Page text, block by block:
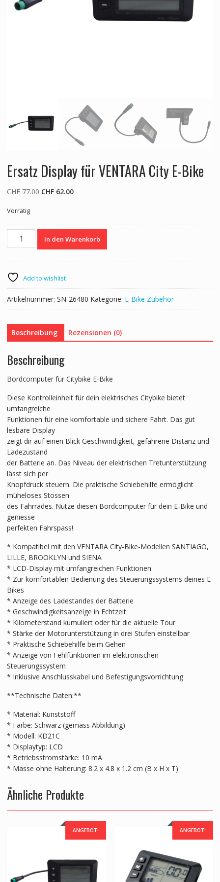
Ersatz Display für VENTARA City E-Bike
CHF77.00 Ursprünglicher
CHF 77.00
CHF62.00Aktueller
CHF 62.00.
Vorrätig
Ersatz
Display
City
E-
Bike
Menge
In den Warenkorb
Add to wishlist
Artikelnummer: SN-26480 Kategorie: E-Bike Zubehör
Beschreibung Rezensionen (0)
Beschreibung
Bordcomputer für Citybike E-Bike
Diese Kontrolleinheit für dein elektrisches Citybike bietet
umfangreiche
Funktionen für eine komfortable und sichere Fahrt. Das gut
lesbare Display
zeigt dir auf einen Blick Geschwindigkeit, gefahrene Distanz und
Ladezustand
der Batterie an. Das Niveau der elektrischen Tretunterstützung
lässt sich per
Knopfdruck steuern. Die praktische Schiebehilfe ermöglicht
müheloses Stossen
des Fahrrades. Nutze diesen Bordcomputer für dein E-Bike und
geniesse
perfekten Fahrspass!
* Kompatibel mit den VENTARA City-Bike-Modellen SANTIAGO,
LILLE, BROOKLYN und SIENA
* LCD-Display mit umfangreichen Funktionen
* Zur komfortablen Bedienung des Steuerungssystems deines E-
Bikes
* Anzeige des Ladestandes der Batterie
* Geschwindigkeitsanzeige in Echtzeit
* Kilometerstand kumuliert oder für die aktuelle Tour
* Stärke der Motorunterstützung in drei Stufen einstellbar
* Praktische Schiebehilfe beim Gehen
* Anzeige von Fehlfunktionen im elektronischen
Steuerungssystem
* Inklusive Anschlusskabel und Befestigungsvorrichtung
**Technische Daten:**
* Material: Kunststoff
* Farbe: Schwarz (gemäss Abbildung)
* Modell: KD21C
* Displaytyp: LCD
* Betriebsstromstärke: 10 mA
* Masse ohne Halterung: 8.2 x 4.8 x 1.2 cm (B x H x T)
Ähnliche Produkte
ANGEBOT! ANGEBOT!